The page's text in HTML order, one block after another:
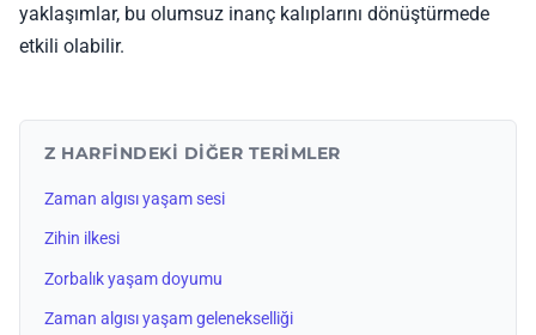
yaklaşımlar, bu olumsuz inanç kalıplarını dönüştürmede
etkili olabilir.
Z HARFINDEKI DIĞER TERIMLER
Zaman algısı yaşam sesi
Zihin ilkesi
Zorbalık yaşam doyumu
Zaman algısı yaşam gelenekselliği